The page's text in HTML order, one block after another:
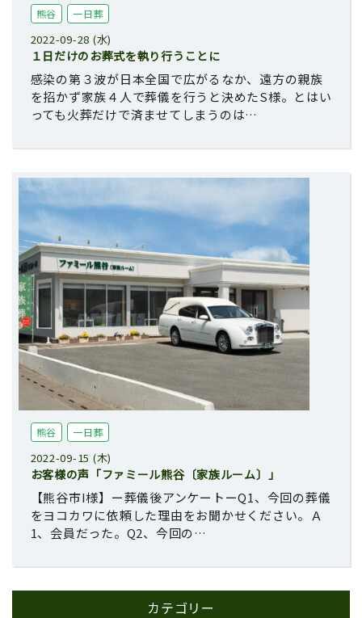
熊谷 一日葬
2022-09-28 (水)
１日だけのお葬式を執り行うことに
感染の第３波が日本全国で広がるなか、遠方の親族
を招かず家族４人で葬儀を行うと決めたS様。とはい
っても火葬だけで済ませてしまうのは…
熊谷 一日葬
2022-09-15 (木)
お客様の声「ファミール熊谷〔家族ルーム〕」
【熊谷市I様】ー葬儀後アンケートーQ1、今回の葬儀
をヨコカワに依頼した理由をお聞かせください。Ａ
1、会員だった。Q2、今回の…
カテゴリー